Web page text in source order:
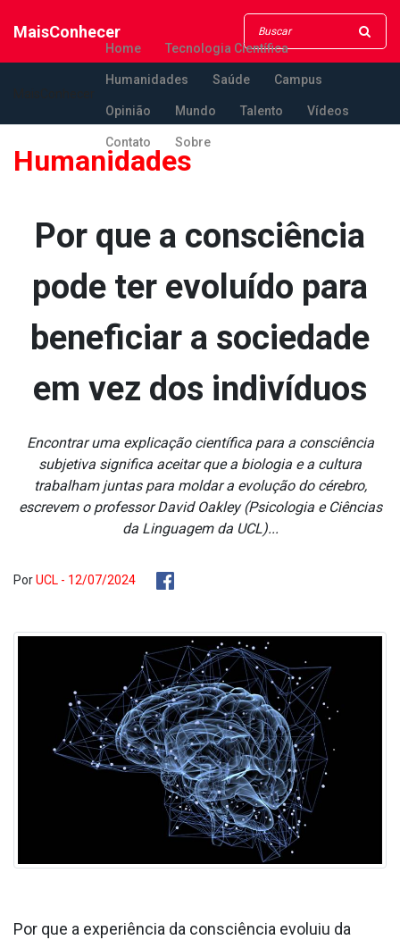
MaisConhecer
Home Tecnologia Científica
Humanidades Saúde Campus
Opinião Mundo Talento Vídeos
Contato Sobre
Humanidades
Por que a consciência
pode ter evoluído para
beneficiar a sociedade
em vez dos indivíduos
Encontrar uma explicação científica para a consciência
subjetiva significa aceitar que a biologia e a cultura
trabalham juntas para moldar a evolução do cérebro,
escrevem o professor David Oakley (Psicologia e Ciências
da Linguagem da UCL)...
PorUCL - 12/07/2024
Por que a experiência da consciência evoluiu da